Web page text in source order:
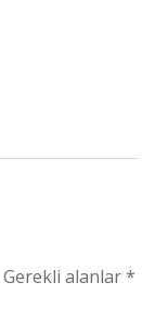
Gerekli alanlar*